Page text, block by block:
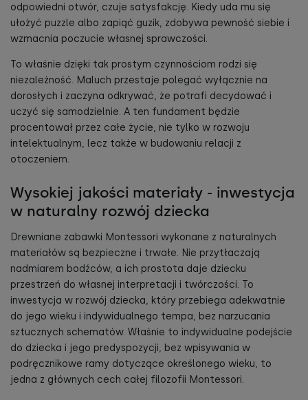
odpowiedni otwór, czuje satysfakcję. Kiedy uda mu się
ułożyć puzzle albo zapiąć guzik, zdobywa pewność siebie i
wzmacnia poczucie własnej sprawczości.
To właśnie dzięki tak prostym czynnościom rodzi się
niezależność. Maluch przestaje polegać wyłącznie na
dorosłych i zaczyna odkrywać, że potrafi decydować i
uczyć się samodzielnie. A ten fundament będzie
procentował przez całe życie, nie tylko w rozwoju
intelektualnym, lecz także w budowaniu relacji z
otoczeniem.
Wysokiej jakości materiały - inwestycja
w naturalny rozwój dziecka
Drewniane zabawki Montessori wykonane z naturalnych
materiałów są bezpieczne i trwałe. Nie przytłaczają
nadmiarem bodźców, a ich prostota daje dziecku
przestrzeń do własnej interpretacji i twórczości. To
inwestycja w rozwój dziecka, który przebiega adekwatnie
do jego wieku i indywidualnego tempa, bez narzucania
sztucznych schematów. Właśnie to indywidualne podejście
do dziecka i jego predyspozycji, bez wpisywania w
podręcznikowe ramy dotyczące określonego wieku, to
jedna z głównych cech całej filozofii Montessori.